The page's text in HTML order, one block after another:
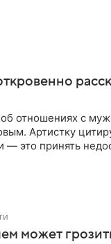
об отношениях с
Артистку
это принять
может